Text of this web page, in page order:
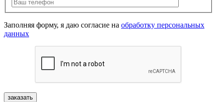
Заполняя форму, я даю согласие на обработку персональных
данных